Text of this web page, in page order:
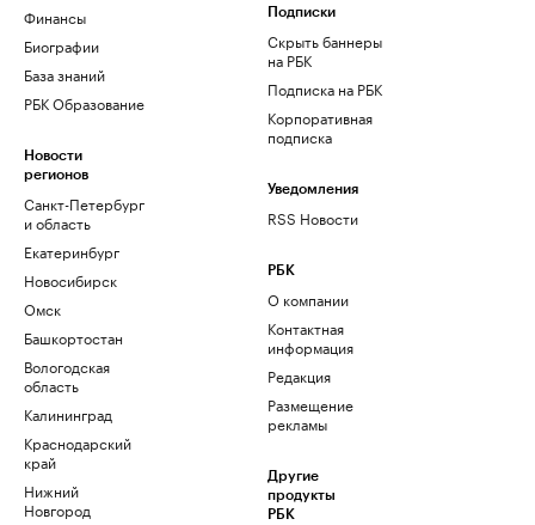
Финансы
Биографии
База знаний
РБК Образование
Новости
регионов
Санкт-Петербург
и область
Екатеринбург
Новосибирск
Омск
Башкортостан
Вологодская
область
Калининград
Краснодарский
край
Нижний
Новгород
Подписки
Скрыть баннеры
на РБК
Подписка на РБК
Корпоративная
подписка
Уведомления
RSS Новости
РБК
О компании
Контактная
информация
Редакция
Размещение
рекламы
Другие
продукты
РБК